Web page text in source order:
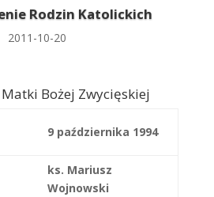
Rodzin Katolickich
2011-10-20
Bożej Zwycięskiej
9 października 1994
ks. Mariusz
Wojnowski